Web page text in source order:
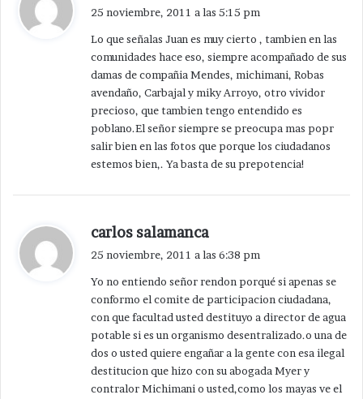
e
:
25 noviembre, 2011 a las 5:15 pm
Lo que señalas Juan es muy cierto , tambien en las
comunidades hace eso, siempre acompañado de sus
damas de compañia Mendes, michimani, Robas
avendaño, Carbajal y miky Arroyo, otro vividor
precioso, que tambien tengo entendido es
poblano.El señor siempre se preocupa mas popr
salir bien en las fotos que porque los ciudadanos
estemos bien,. Ya basta de su prepotencia!
carlos salamanca
e
:
25 noviembre, 2011 a las 6:38 pm
Yo no entiendo señor rendon porqué si apenas se
conformo el comite de participacion ciudadana,
con que facultad usted destituyo a director de agua
potable si es un organismo desentralizado.o una de
dos o usted quiere engañar a la gente con esa ilegal
destitucion que hizo con su abogada Myer y
contralor Michimani o usted,como los mayas ve el